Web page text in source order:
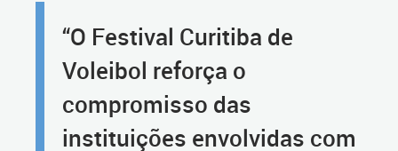
“O Festival Curitiba de
Voleibol reforça o
compromisso das
instituições envolvidas com